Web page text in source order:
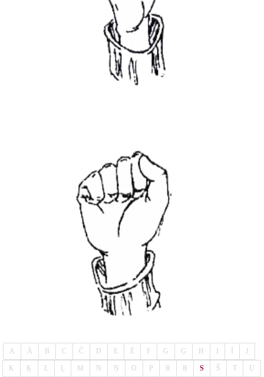
A Ā B C Č D E Ē F G Ģ H I Ī J
K Ķ L Ļ M N Ņ O P R Ŗ S Š T U